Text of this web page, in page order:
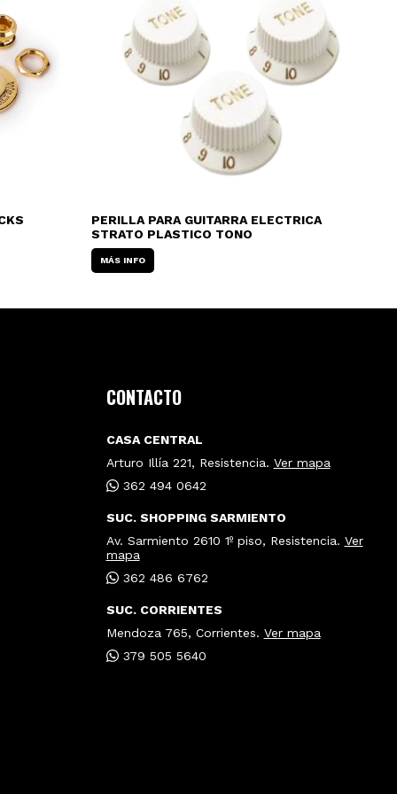
PERILLA PARA GUITARRA ELECTRICA
STRATO PLASTICO TONO
MÁS INFO
CONTACTO
CASA CENTRAL
Arturo Illía 221, Resistencia. Ver mapa
362 494 0642
SUC. SHOPPING SARMIENTO
Av. Sarmiento 2610 1º piso, Resistencia. Ver
mapa
362 486 6762
SUC. CORRIENTES
Mendoza 765, Corrientes. Ver mapa
379 505 5640